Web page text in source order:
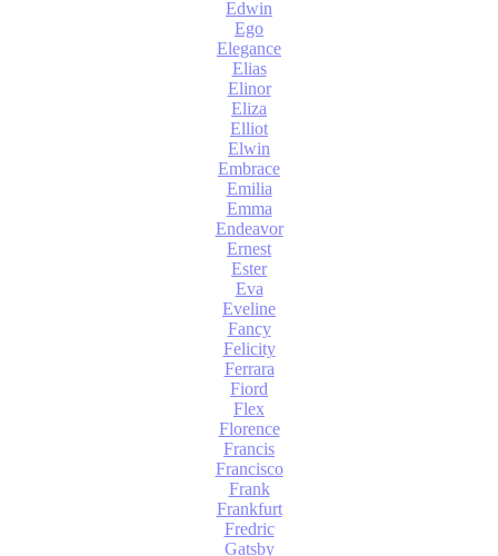
Edwin
Ego
Elegance
Elias
Elinor
Eliza
Elliot
Elwin
Embrace
Emilia
Emma
Endeavor
Ernest
Ester
Eva
Eveline
Fancy
Felicity
Ferrara
Fiord
Flex
Florence
Francis
Francisco
Frank
Frankfurt
Fredric
Gatsby